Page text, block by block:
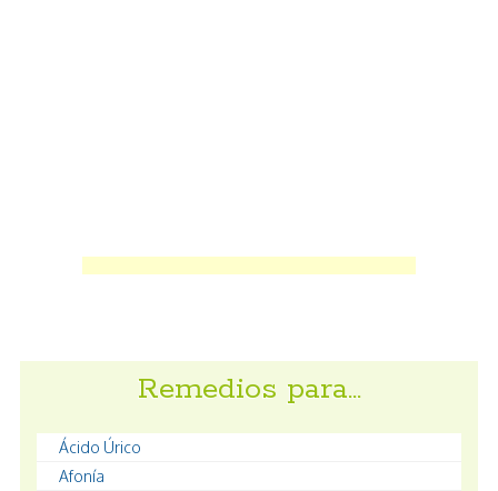
Remedios para…
Ácido Úrico
Afonía